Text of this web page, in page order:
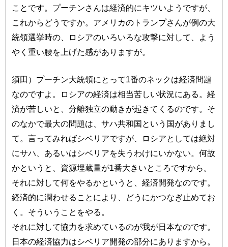
ことです。プーチンさんは経済的にキツいようですが、
これからどうですか。アメリカのトランプさんが例の大
統領選挙時の、ロシアのいろいろな攻撃に対して、よう
やく重い腰を上げた感がありますが。
須田）プーチン大統領にとって1番のネックは経済問題
なのですよ。ロシアの経済は相当苦しい状況にある。経
済が苦しいと、分離独立の動きが起きてくるのです。そ
のなかで最大の問題は、サハ共和国という国がありまし
て。言ってみればシベリアですが、ロシアとしては絶対
にサハ、あるいはシベリアを失うわけにいかない。何故
かというと、資源埋蔵量が1番大きいところですから。
それに対して何をやるかというと、経済開発なのです。
経済的に潤わせることにより、どうにかつなぎ止めてお
く。そういうことをやる。
それに対して協力を求めているのが我が日本なのです。
日本の経済協力はシベリア開発の部分にありますから。